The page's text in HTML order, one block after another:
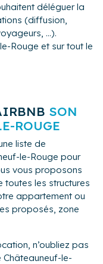
déléguer la
(diffusion,
...).
Rouge et sur tout le
SON
ROUGE
liste de
le-Rouge pour
vous proposons
toutes les structures
appartement ou
proposés, zone
n’oubliez pas
le-